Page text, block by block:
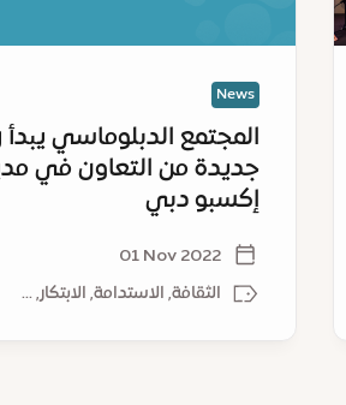
News
المجتمع الدبلوماسي يبدأ
جديدة من التعاون في
إكسبو دبي
01 Nov 2022
الثقافة, الاستدامة, الابتكار, ...